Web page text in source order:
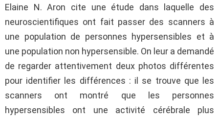
Elaine N. Aron cite une étude dans laquelle des
neuroscientifiques ont fait passer des scanners à
une population de personnes hypersensibles et à
une population non hypersensible. On leur a demandé
de regarder attentivement deux photos différentes
pour identifier les différences : il se trouve que les
scanners ont montré que les personnes
hypersensibles ont une activité cérébrale plus